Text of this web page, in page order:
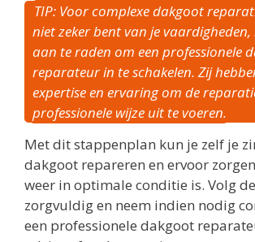
TIP: Voor complexe dakgoot
niet zeker bent van je
aan te raden om een professionele
reparateur in te schakelen. Zij
expertise en ervaring om de
professionele wijze uit te voeren.
Met dit stappenplan kun je zelf je
dakgoot repareren en ervoor
weer in optimale conditie is. Volg
zorgvuldig en neem indien nodig
een professionele dakgoot